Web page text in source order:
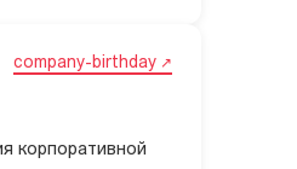
company-birthday
корпоративной